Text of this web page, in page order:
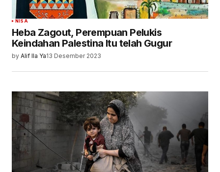
NISA
Heba Zagout, Perempuan Pelukis
Keindahan Palestina Itu telah Gugur
by Alif Ila Ya13 Desember 2023